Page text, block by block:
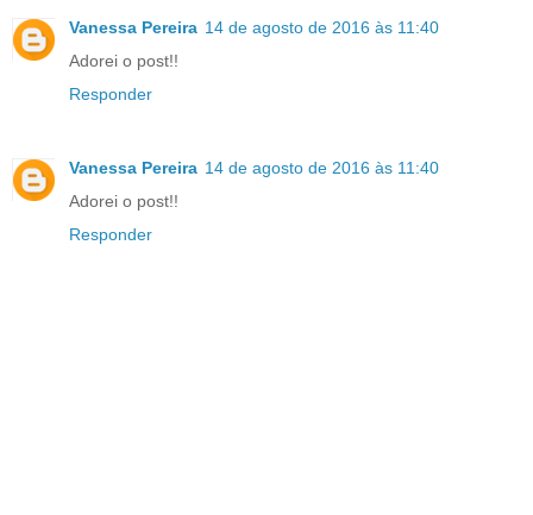
Vanessa Pereira 14 de agosto de 2016 às 11:40
Adorei o post!!
Responder
Vanessa Pereira 14 de agosto de 2016 às 11:40
Adorei o post!!
Responder